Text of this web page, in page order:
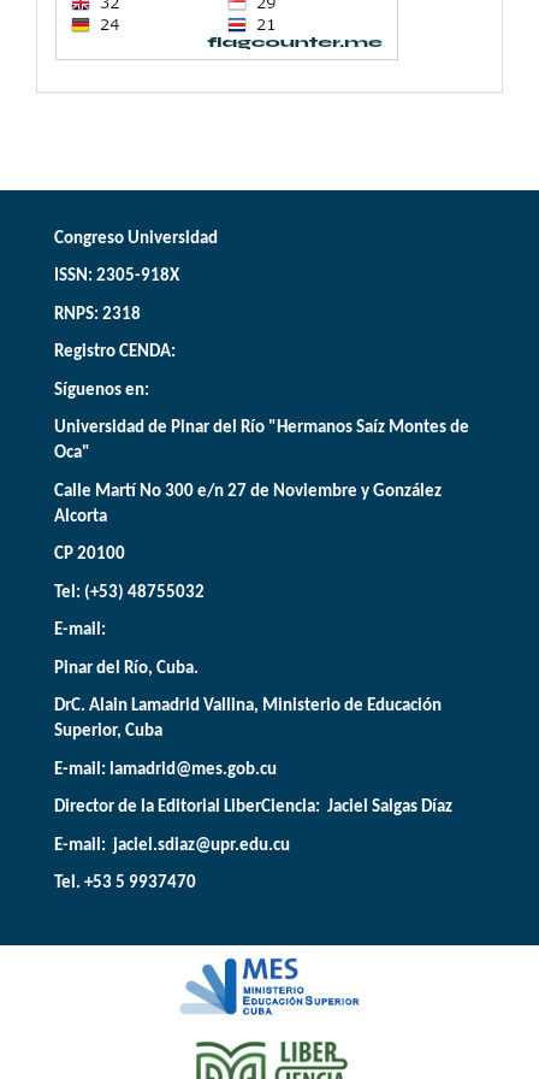
Congreso Universidad
ISSN: 2305-918X
RNPS: 2318
Registro CENDA:
Síguenos en:
Universidad de Pinar del Río "Hermanos Saíz Montes de
Oca"
Calle Martí No 300 e/n 27 de Noviembre y González
Alcorta
CP 20100
Tel: (+53) 48755032
E-mail:
Pinar del Río, Cuba.
DrC. Alain Lamadrid Vallina, Ministerio de Educación
Superior, Cuba
E-mail: lamadrid@mes.gob.cu
Director de la Editorial LiberCiencia: Jaciel Salgas Díaz
E-mail: jaciel.sdiaz@upr.edu.cu
Tel. +53 5 9937470